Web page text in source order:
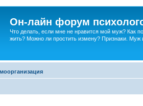
Он-лайн форум
Что делать, если мне не нравится мой муж? Как
жить? Можно ли простить измену? Признаки. Муж